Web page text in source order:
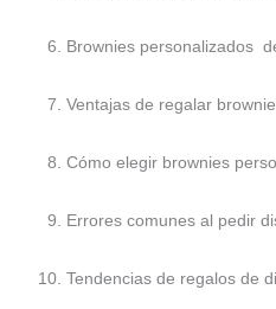
Brownies personalizados
Ventajas de regalar
Cómo elegir brownies
Errores comunes al pedir
Tendencias de regalos de